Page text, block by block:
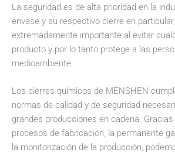
La seguridad es de alta prioridad en la
envase y su respectivo cierre en
extremadamente importante al evitar
producto y por lo tanto protege a las
medioambiente.
Los cierres químicos de MENSHEN
normas de calidad y de seguridad
grandes producciones en cadena.
procesos de fabricación, la permanente
la monitorización de la producción,